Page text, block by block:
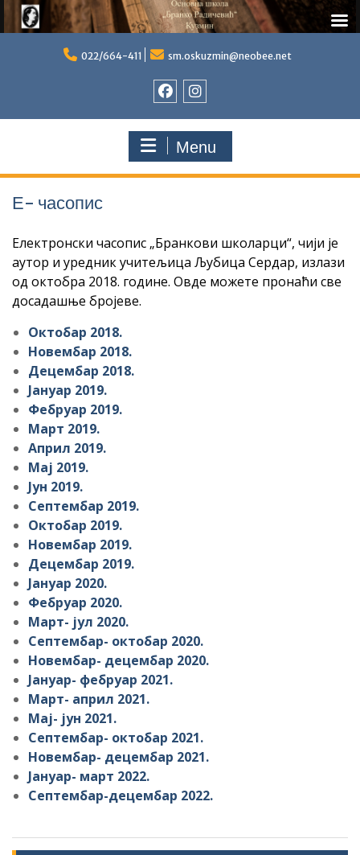
022/664-411 sm.oskuzmin@neobee.net
Menu
Е- часопис
Електронски часопис „Бранкови школарци“, чији је
аутор и уредник учитељица Љубица Сердар, излази
од октобра 2018. године. Овде можете пронаћи све
досадашње бројеве.
Октобар 2018.
Новембар 2018.
Децембар 2018.
Јануар 2019.
Фебруар 2019.
Март 2019.
Април 2019.
Мај 2019.
Јун 2019.
Септембар 2019.
Октобар 2019.
Новембар 2019.
Децембар 2019.
Јануар 2020.
Фебруар 2020.
Март- јул 2020.
Септембар- октобар 2020.
Новембар- децембар 2020.
Јануар- фебруар 2021.
Март- април 2021.
Мај- јун 2021.
Септембар- октобар 2021.
Новембар- децембар 2021.
Јануар- март 2022.
Септембар-децембар 2022.